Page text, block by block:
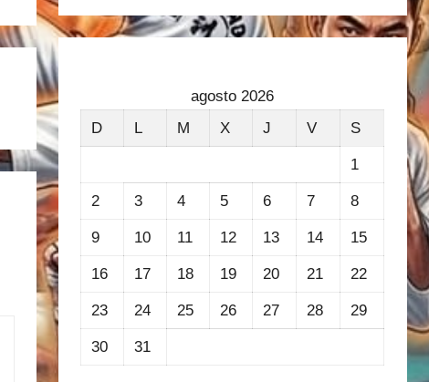
agosto 2026
D
L M X J V S
1
2 3 4 5 6 7 8
9 10 11 12 13 14 15
16 17 18 19 20 21 22
23 24 25 26 27 28 29
30 31